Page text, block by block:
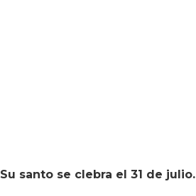
Su santo se clebra el 31 de julio.